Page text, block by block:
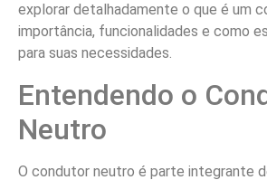
explorar detalhadamente o que é um
importância, funcionalidades e como
para suas necessidades.
Entendendo o
Neutro
O condutor neutro é parte integrante